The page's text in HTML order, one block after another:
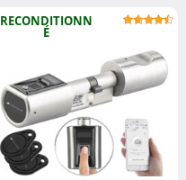
RECONDITIONN
É